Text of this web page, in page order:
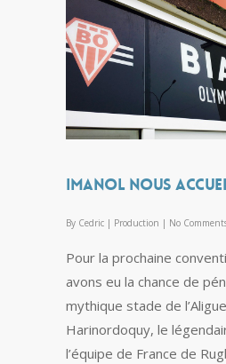
Imanol nous
By Cedric | Production | No
Pour la prochaine
avons eu la chance de
mythique stade de
Harinordoquy, le
l’équipe de France de